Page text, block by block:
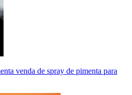
venda de spray de pimenta para